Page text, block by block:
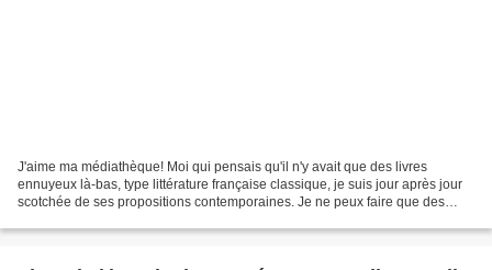
J'aime ma médiathèque! Moi qui pensais qu'il n'y avait que des livres
ennuyeux là-bas, type littérature française classique, je suis jour après jour
scotchée de ses propositions contemporaines. Je ne peux faire que des